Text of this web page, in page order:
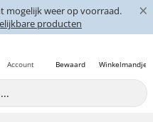
mogelijk weer op voorraad.
producten
×
Winkelmandje
Bewaard
Account